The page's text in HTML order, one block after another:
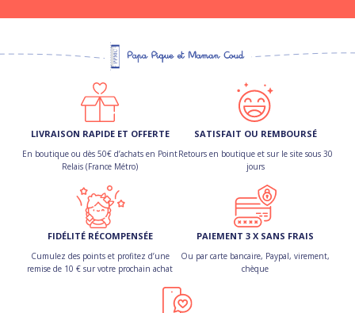
LIVRAISON RAPIDE ET OFFERTE
En boutique ou dès 50€ d’achats en Point
Relais (France Métro)
SATISFAIT OU REMBOURSÉ
Retours en boutique et sur le site sous 30
jours
FIDÉLITÉ RÉCOMPENSÉE
Cumulez des points et profitez d’une
remise de 10 € sur votre prochain achat
PAIEMENT 3 X SANS FRAIS
Ou par carte bancaire, Paypal, virement,
chèque